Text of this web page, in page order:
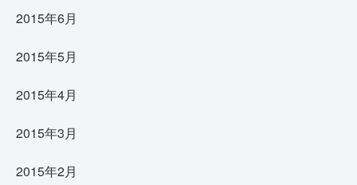
2015年6月
2015年5月
2015年4月
2015年3月
2015年2月